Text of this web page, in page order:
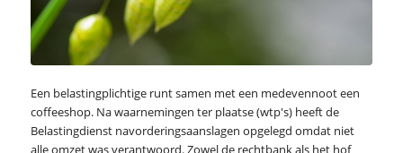
Een belastingplichtige runt samen met een medevennoot een
coffeeshop. Na waarnemingen ter plaatse (wtp's) heeft de
Belastingdienst navorderingsaanslagen opgelegd omdat niet
alle omzet was verantwoord. Zowel de rechtbank als het hof